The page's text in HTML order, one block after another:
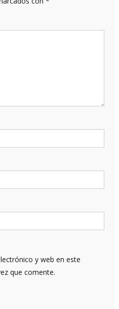
y web en este
que comente.